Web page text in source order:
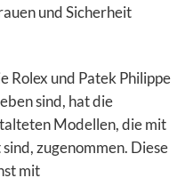
und Sicherheit
Rolex und Patek Philippe
sind, hat die
Modellen, die mit
zugenommen. Diese
mit